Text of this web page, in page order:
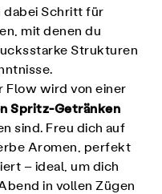
dabei Schritt für
mit denen du
Strukturen
Flow wird von einer
Spritz-Getränken
sind. Freu dich auf
Aromen, perfekt
– ideal, um dich
in vollen Zügen